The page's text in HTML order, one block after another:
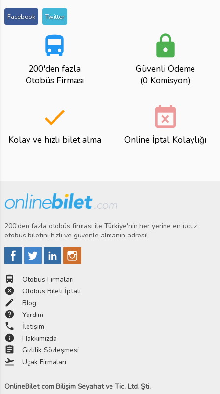
Facebook Twitter
directions_bus
200'den fazla
Otobüs Firması
lock
Güvenli Ödeme
(0 Komisyon)
done
Kolay ve hızlı bilet alma
event_busy
Online İptal Kolaylığı
200'den fazla otobüs firması ile Türkiye'nin her yerine en ucuz
otobüs biletini hızlı ve güvenle almanın adresi!
directions_bus Otobüs Firmaları
cancel Otobüs Bileti İptali
edit Blog
help Yardım
phone İletişim
info Hakkımızda
assignment Gizlilik Sözleşmesi
flight_takeoff Uçak Firmaları
OnlineBilet com Bilişim Seyahat ve Tic. Ltd. Şti.